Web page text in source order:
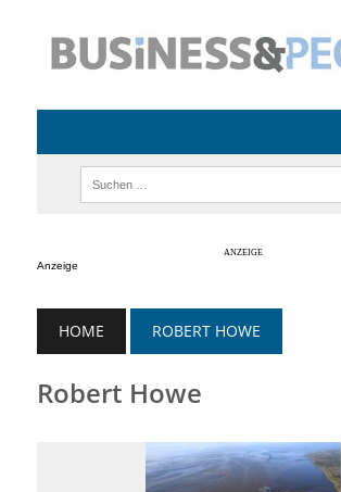
Anzeige
HOME ROBERT HOWE
Robert Howe